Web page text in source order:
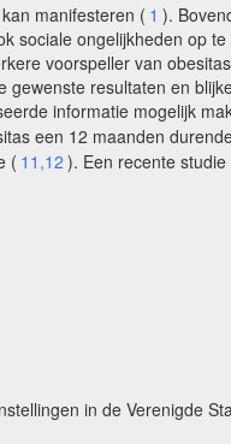
manifesteren ( 1 ).
sociale ongelijkheden op
voorspeller van
resultaten en
informatie mogelijk
een 12 maanden
( 11,12 ). Een recente
in de Verenigde